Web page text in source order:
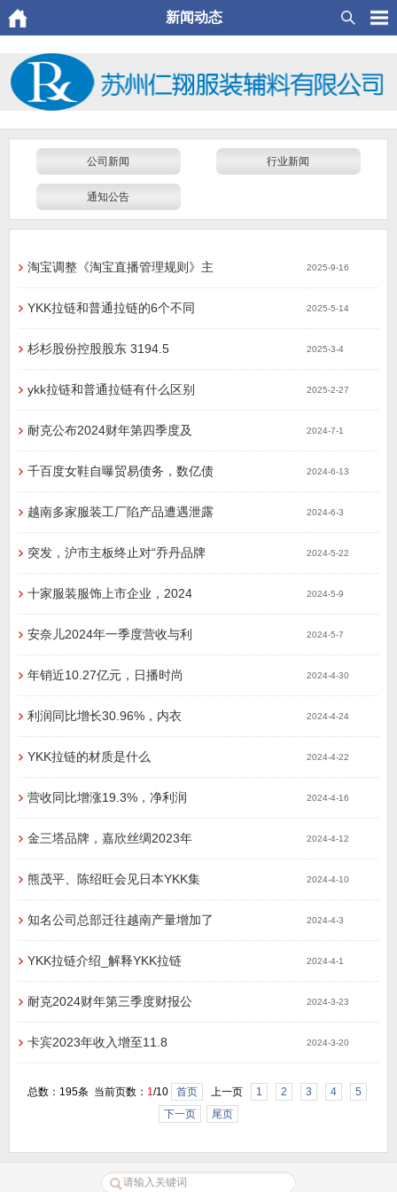
新闻动态
公司新闻 行业新闻
通知公告
淘宝调整《淘宝直播管理规则》主 2025-9-16
YKK拉链和普通拉链的6个不同 2025-5-14
杉杉股份控股股东 3194.5 2025-3-4
ykk拉链和普通拉链有什么区别 2025-2-27
耐克公布2024财年第四季度及 2024-7-1
千百度女鞋自曝贸易债务，数亿债 2024-6-13
越南多家服装工厂陷产品遭遇泄露 2024-6-3
突发，沪市主板终止对“乔丹品牌 2024-5-22
十家服装服饰上市企业，2024 2024-5-9
安奈儿2024年一季度营收与利 2024-5-7
年销近10.27亿元，日播时尚 2024-4-30
利润同比增长30.96%，内衣 2024-4-24
YKK拉链的材质是什么 2024-4-22
营收同比增涨19.3%，净利润 2024-4-16
金三塔品牌，嘉欣丝绸2023年 2024-4-12
熊茂平、陈绍旺会见日本YKK集 2024-4-10
知名公司总部迁往越南产量增加了 2024-4-3
YKK拉链介绍_解释YKK拉链 2024-4-1
耐克2024财年第三季度财报公 2024-3-23
卡宾2023年收入增至11.8 2024-3-20
总数：195条 当前页数： 1 /10 首页 上一页 1 2 3 4
5
下一页
尾页